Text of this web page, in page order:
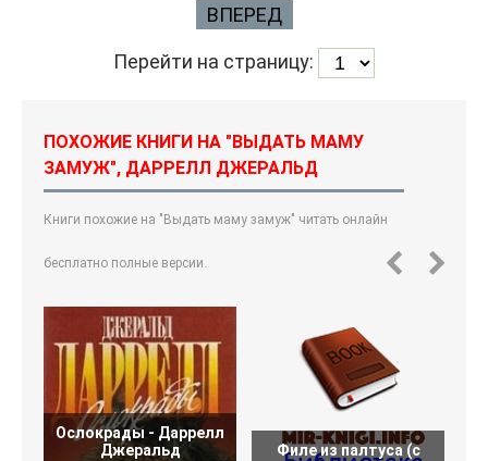
ВПЕРЕД
Перейти на страницу:
ПОХОЖИЕ КНИГИ НА "ВЫДАТЬ МАМУ
ЗАМУЖ", ДАРРЕЛЛ ДЖЕРАЛЬД
Книги похожие на "Выдать маму замуж" читать онлайн
бесплатно полные версии.
Ослокрады - Даррелл
Джеральд
Филе из палтуса (с